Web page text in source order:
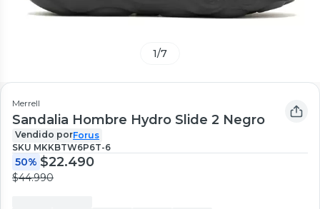
1/7
Merrell
Sandalia Hombre Hydro Slide 2 Negro
Vendido porForus
SKU MKKBTW6P6T-6
50% $22.490
$44.990